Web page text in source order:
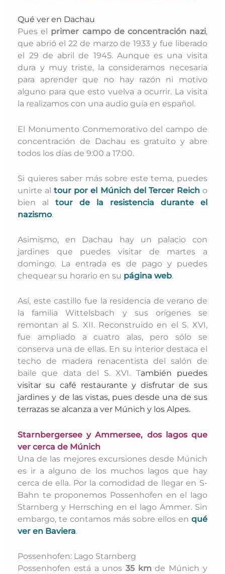
Qué ver en Dachau
Pues el primer campo de concentración nazi,
que abrió el 22 de marzo de 1933 y fue liberado
el 29 de abril de 1945. Aunque es una visita
dura y muy triste, la consideramos necesaria
para aprender que no hay razón ni motivo
alguno para que esto vuelva a ocurrir. La visita
la realizamos con una audio guía en español.
El Monumento Conmemorativo del campo de
concentración de Dachau es gratuito y abre
todos los días de 9:00 a 17:00.
Si quieres saber más sobre este tema, puedes
unirte al tour por el Múnich del Tercer Reich o
bien altour de la resistencia durante el
nazismo.
Asimismo, en Dachau hay un palacio con
jardines que puedes visitar de martes a
domingo. La entrada es de pago y puedes
chequear su horario en su página web.
Así, este castillo fue la residencia de verano de
la familia Wittelsbach y sus orígenes se
remontan al S. XII. Reconstruido en el S. XVI,
fue ampliado a cuatro alas, pero sólo se
conserva una de ellas. En su interior destaca el
techo de madera renacentista del salón de
baile que data del S. XVI. También puedes
visitar su café restaurante y disfrutar de sus
jardines y de las vistas, pues desde una de sus
terrazas se alcanza a ver Múnich y los Alpes.
Starnbergersee y Ammersee, dos lagos que
ver cerca de Múnich
Una de las mejores excursiones desde Múnich
es ir a alguno de los muchos lagos que hay
cerca de ella. Por la comodidad de llegar en S-
Bahn te proponemos Possenhofen en el lago
Starnberg y Herrsching en el lago Ammer. Sin
embargo, te contamos más sobre ellos en qué
ver en Baviera.
Possenhofen: Lago Starnberg
Possenhofen está a unos35 kmde Múnich y